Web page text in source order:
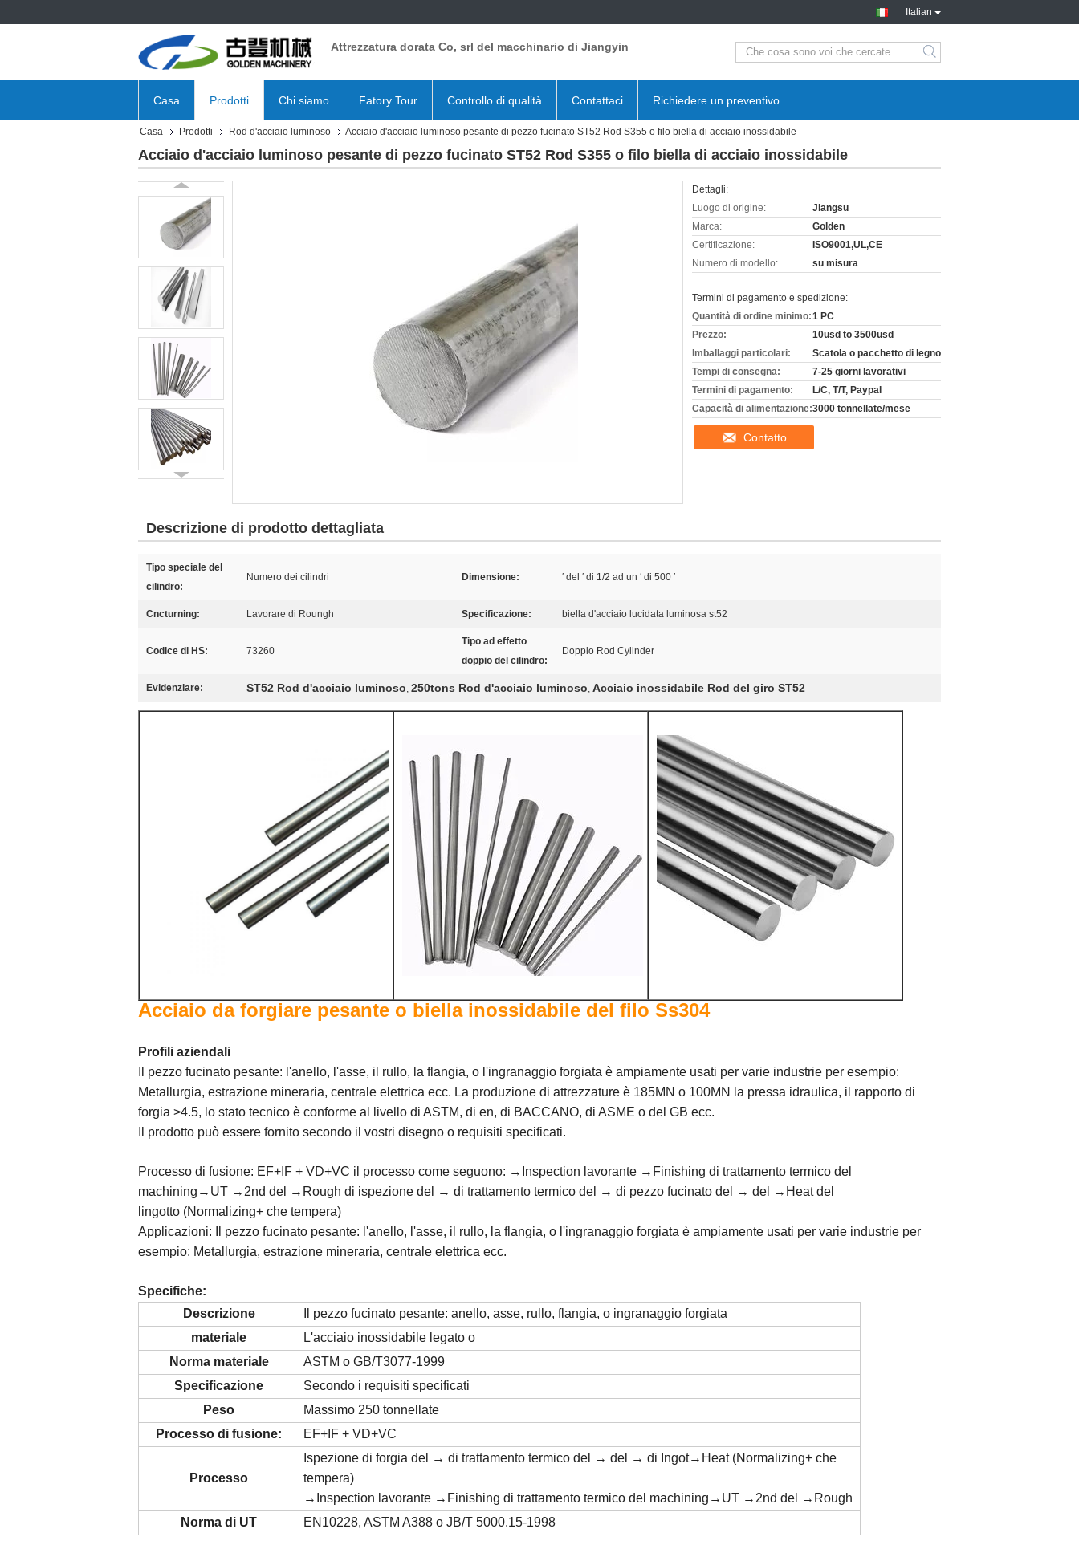
Italian
Attrezzatura dorata Co, srl del macchinario di Jiangyin
Casa Prodotti Chi siamo Fatory Tour Controllo di qualità Contattaci Richiedere un preventivo
Casa Prodotti Rod d'acciaio luminoso Acciaio d'acciaio luminoso pesante di pezzo fucinato ST52 Rod S355 o filo biella di acciaio inossidabile
Acciaio d'acciaio luminoso pesante di pezzo fucinato ST52 Rod S355 o filo biella di acciaio inossidabile
Dettagli:
Luogo di origine:
Jiangsu
Marca:
Golden
Certificazione:
ISO9001,UL,CE
Numero di modello:
su misura
Termini di pagamento e spedizione:
Quantità di ordine minimo:1 PC
Prezzo:
10usd to 3500usd
Imballaggi particolari:
Scatola o pacchetto di legno
Tempi di consegna:
7-25 giorni lavorativi
Termini di pagamento:
L/C, T/T, Paypal
Capacità di alimentazione:3000 tonnellate/mese
Contatto
Descrizione di prodotto dettagliata
Tipo speciale del
cilindro:
Numero dei cilindri Dimensione: ′ del ′ di 1/2 ad un ′ di 500 ′
Cncturning: Lavorare di Roungh Specificazione: biella d'acciaio lucidata luminosa st52
Codice di HS: 73260
Tipo ad effetto
doppio del cilindro:
Doppio Rod Cylinder
Evidenziare: ST52 Rod d'acciaio luminoso, 250tons Rod d'acciaio luminoso, Acciaio inossidabile Rod del giro ST52
Acciaio da forgiare pesante o biella inossidabile del filo Ss304
Profili aziendali
Il pezzo fucinato pesante: l'anello, l'asse, il rullo, la flangia, o l'ingranaggio forgiata è ampiamente usati per varie industrie per esempio:
Metallurgia, estrazione mineraria, centrale elettrica ecc. La produzione di attrezzature è 185MN o 100MN la pressa idraulica, il rapporto di
forgia >4.5, lo stato tecnico è conforme al livello di ASTM, di en, di BACCANO, di ASME o del GB ecc.
Il prodotto può essere fornito secondo il vostri disegno o requisiti specificati.
Processo di fusione: EF+IF + VD+VC il processo come seguono: →Inspection lavorante →Finishing di trattamento termico del
machining→UT →2nd del →Rough di ispezione del → di trattamento termico del → di pezzo fucinato del → del →Heat del
lingotto (Normalizing+ che tempera)
Applicazioni: Il pezzo fucinato pesante: l'anello, l'asse, il rullo, la flangia, o l'ingranaggio forgiata è ampiamente usati per varie industrie per
esempio: Metallurgia, estrazione mineraria, centrale elettrica ecc.
Specifiche:
Descrizione
Il pezzo fucinato pesante: anello, asse, rullo, flangia, o ingranaggio forgiata
materiale
L'acciaio inossidabile legato o
Norma materiale
ASTM o GB/T3077-1999
Specificazione
Secondo i requisiti specificati
Peso
Massimo 250 tonnellate
Processo di fusione:
EF+IF + VD+VC
Processo
Ispezione di forgia del → di trattamento termico del → del → di Ingot→Heat (Normalizing+ che
tempera)
→Inspection lavorante →Finishing di trattamento termico del machining→UT →2nd del →Rough
Norma di UT
EN10228, ASTM A388 o JB/T 5000.15-1998